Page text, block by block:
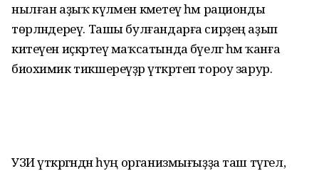
нылған аҙыҡ күләмен кәметеү һәм рационды
төрләндереү. Ташы булғандарға сирҙең аҙып
китеүен иҫкәртеү маҡсатында бәүелгә һәм ҡанға
биохимик тикшереүҙәр үткәртеп тороу зарур.
УЗИ үткәргәндән һуң организмығыҙҙа таш түгел, ә